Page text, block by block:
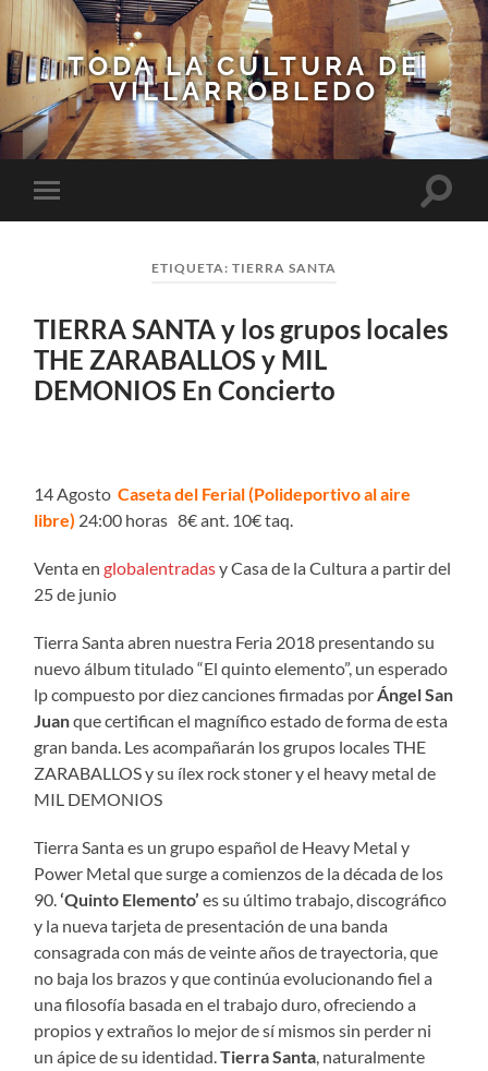
TODA LA CULTURA DE
VILLARROBLEDO
el
ETIQUETA: TIERRA SANTA
TIERRA SANTA y los grupos locales
THE ZARABALLOS y MIL
DEMONIOS En Concierto
14 AgostoCaseta del Ferial (Polideportivo al aire
libre) 24:00 horas 8€ ant. 10€ taq.
Venta englobalentradasy Casa de la Cultura a partir del
25 de junio
Tierra Santa abren nuestra Feria 2018 presentando su
nuevo álbum titulado “El quinto elemento”, un esperado
lp compuesto por diez canciones firmadas porÁngel San
Juanque certifican el magnífico estado de forma de esta
gran banda. Les acompañarán los grupos locales THE
ZARABALLOS y su ílex rock stoner y el heavy metal de
MIL DEMONIOS
Tierra Santa es un grupo español de Heavy Metal y
Power Metal que surge a comienzos de la década de los
90.‘Quinto Elemento’ es su último trabajo, discográfico
y la nueva tarjeta de presentación de una banda
consagrada con más de veinte años de trayectoria, que
no baja los brazos y que continúa evolucionando fiel a
una filosofía basada en el trabajo duro, ofreciendo a
propios y extraños lo mejor de sí mismos sin perder ni
un ápice de su identidad.Tierra Santa, naturalmente